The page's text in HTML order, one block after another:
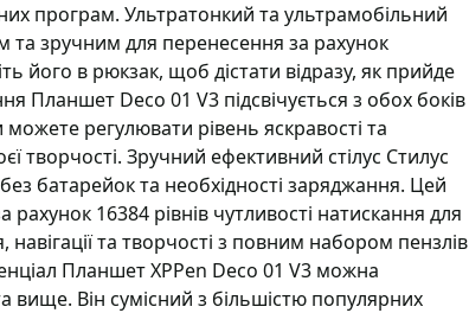
програм. Ультратонкий та ультрамобільний
та зручним для перенесення за рахунок
в рюкзак, щоб дістати відразу, як прийде
Планшет Deco 01 V3 підсвічується з обох боків
регулювати рівень яскравості та
творчості. Зручний ефективний стілус Стилус
батарейок та необхідності заряджання. Цей
рахунок 16384 рівнів чутливості натискання для
навігації та творчості з повним набором пензлів
Планшет XPPen Deco 01 V3 можна
вище. Він сумісний з більшістю популярних